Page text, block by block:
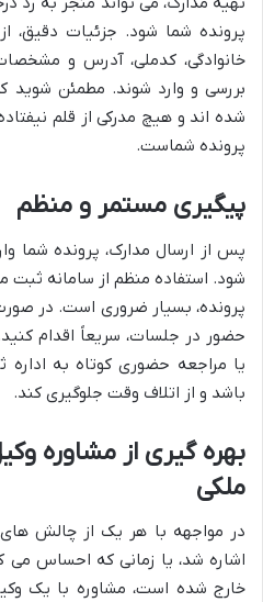
پرونده شما شود. جزئیات دقیق،
خانوادگی، کدملی، آدرس و
بررسی و وارد شوند. مطمئن شوید
شده اند و هیچ مدرکی از قلم
پرونده شماست.
پیگیری مستمر و منظم
پس از ارسال مدارک، پرونده شما
شود. استفاده منظم از سامانه
پرونده، بسیار ضروری است. در صورت
حضور در جلسات، سریعاً اقدام
یا مراجعه حضوری کوتاه به اداره
باشد و از اتلاف وقت جلوگیری کند.
بهره گیری از مشاوره
ملکی
در مواجهه با هر یک از چالش
اشاره شد، یا زمانی که احساس می
خارج شده است، مشاوره با یک